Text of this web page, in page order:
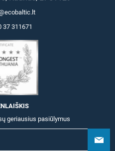
37 311671
geriausius pasiūlymus